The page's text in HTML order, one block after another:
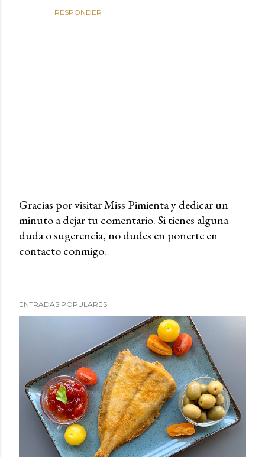
RESPONDER
P
u
b
a
Gracias por visitar Miss Pimienta y dedicar un
minuto a dejar tu comentario. Si tienes alguna
duda o sugerencia, no dudes en ponerte en
contacto conmigo.
ENTRADAS POPULARES